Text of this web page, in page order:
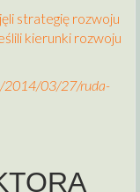
strategię rozwoju
kierunki rozwoju
2014/03/27/ruda-